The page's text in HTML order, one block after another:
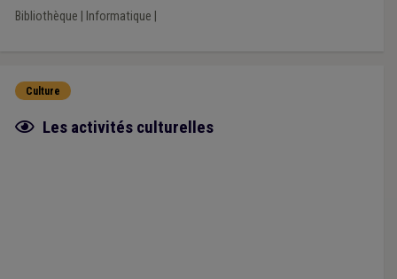
Bibliothèque Informatique
Culture
Fiche focus
Les activités culturelles